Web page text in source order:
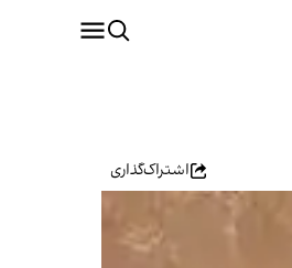
اشتراک‌گذاری